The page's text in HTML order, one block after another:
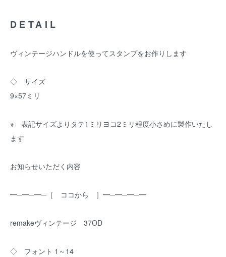
DETAIL
ヴィンテージハンドルを使ってスタンプをお作りします
◇ サイズ
9×57ミリ
※ 表記サイズよりタテ1ミリヨコ2ミリ程度小さめに製作いたし
ます
お知らせいただく内容
━─━─━─［ ココから ］━─━─━─━
remakeヴィンテージ 37OD
◇ フォント 1～14